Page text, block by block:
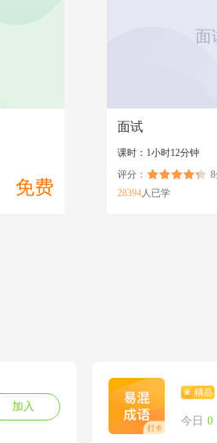
免费
面
面试
课时：1小时12分钟
评分：
28394人已学
加入
今日 0